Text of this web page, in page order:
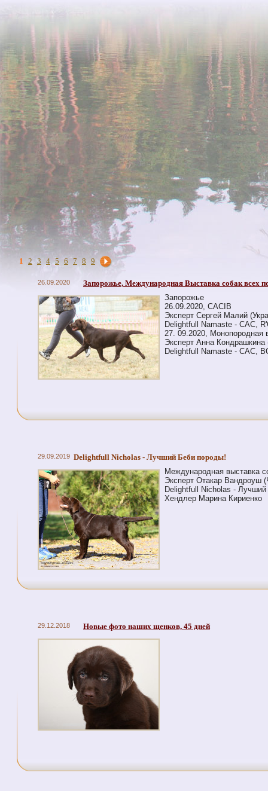
1 2 3 4 5 6 7 8 9
26.09.2020
Запорожье, Международная Выставка собак всех
Запорожье
26.09.2020, CACIB
Эксперт Сергей Малий
Delightfull Namaste - CAC,
27. 09.2020, Монопородная
Эксперт Анна Кондрашкина
Delightfull Namaste - CAC,
29.09.2019 Delightfull Nicholas - Лучший Беби породы!
Международная выставка
Эксперт Отакар Вандроуш
Delightfull Nicholas -
Хендлер Марина Кириенко
29.12.2018 Новые фото наших щенков, 45 дней